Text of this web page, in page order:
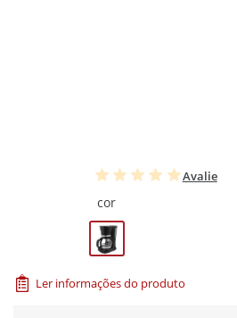
Avalie
cor
Ler informações do produto